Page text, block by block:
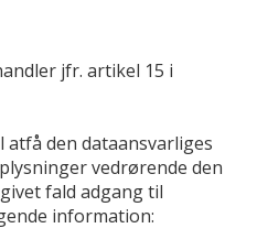
jfr. artikel 15 i
den dataansvarliges
vedrørende den
fald adgang til
information: